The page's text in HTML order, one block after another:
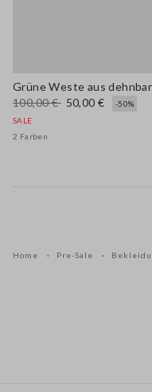
100,00 € 50,00 €
-50%
SALE
2 Farben
Home Pre-Sale